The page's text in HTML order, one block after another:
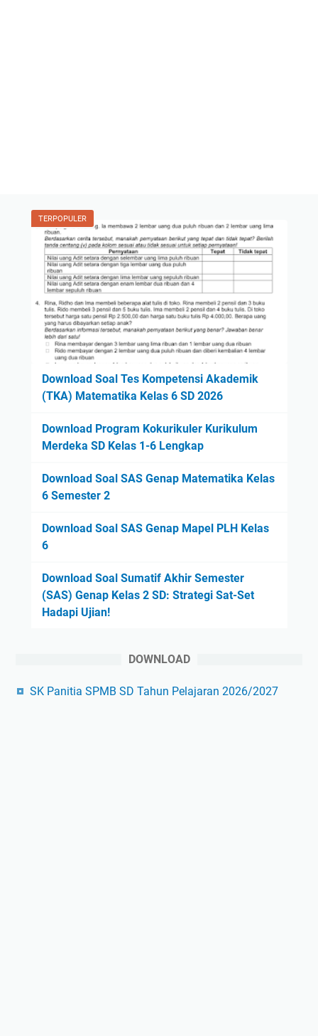
TERPOPULER
Download Soal Tes Kompetensi Akademik
(TKA) Matematika Kelas 6 SD 2026
Download Program Kokurikuler Kurikulum
Merdeka SD Kelas 1-6 Lengkap
Download Soal SAS Genap Matematika Kelas
6 Semester 2
Download Soal SAS Genap Mapel PLH Kelas
6
Download Soal Sumatif Akhir Semester
(SAS) Genap Kelas 2 SD: Strategi Sat-Set
Hadapi Ujian!
DOWNLOAD
SK Panitia SPMB SD Tahun Pelajaran 2026/2027